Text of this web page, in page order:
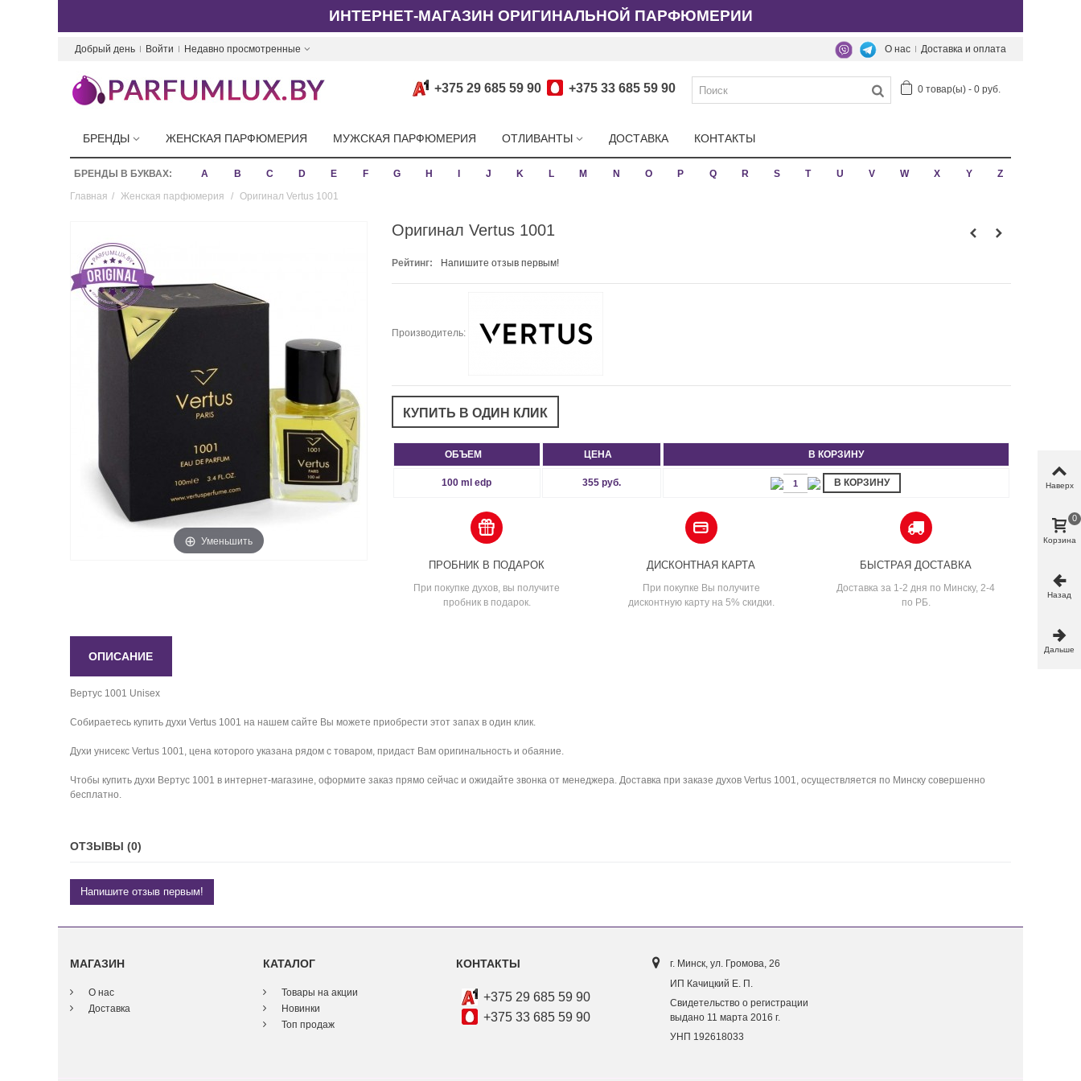
ИНТЕРНЕТ-МАГАЗИН ОРИГИНАЛЬНОЙ ПАРФЮМЕРИИ
Добрый день Войти Недавно просмотренные Доставка и оплата
О нас
0 товар(ы) - 0 руб.
+375 29 685 59 90 +375 33 685 59 90
БРЕНДЫ ЖЕНСКАЯ ПАРФЮМЕРИЯ МУЖСКАЯ ПАРФЮМЕРИЯ ОТЛИВАНТЫ ДОСТАВКА КОНТАКТЫ
БРЕНДЫ В БУКВАХ: A B C D E F G H J K L M N O P Q R S T U V W X Y
Z
Главная / Женская парфюмерия / Оригинал Vertus 1001
Уменьшить
Оригинал Vertus 1001
Рейтинг: Напишите отзыв первым!
Производитель:
ОБЪЕМ ЦЕНА В КОРЗИНУ
100 ml edp 355 руб. В КОРЗИНУ
ПРОБНИК В ПОДАРОК
При покупке духов, вы получите
пробник в подарок.
ДИСКОНТНАЯ КАРТА
При покупке Вы получите
дисконтную карту на 5% скидки.
БЫСТРАЯ ДОСТАВКА
Доставка за 1-2 дня по Минску, 2-4
по РБ.
ОПИСАНИЕ
Вертус 1001 Unisex
Собираетесь купить духи Vertus 1001 на нашем сайте Вы можете приобрести этот запах в один клик.
Духи унисекс Vertus 1001, цена которого указана рядом с товаром, придаст Вам оригинальность и обаяние.
Чтобы купить духи Вертус 1001 в интернет-магазине, оформите заказ прямо сейчас и ожидайте звонка от менеджера. Доставка при заказе духов Vertus 1001, осуществляется по Минску совершенно
бесплатно.
ОТЗЫВЫ (0)
Напишите отзыв первым!
МАГАЗИН
О нас
Доставка
КАТАЛОГ
Товары на акции
Новинки
Топ продаж
КОНТАКТЫ
+375 29 685 59 90
+375 33 685 59 90
г. Минск, ул. Громова, 26
ИП Качицкий Е. П.
Свидетельство о регистрации
выдано 11 марта 2016 г.
УНП 192618033
Наверх
Корзина
0
Назад
Дальше